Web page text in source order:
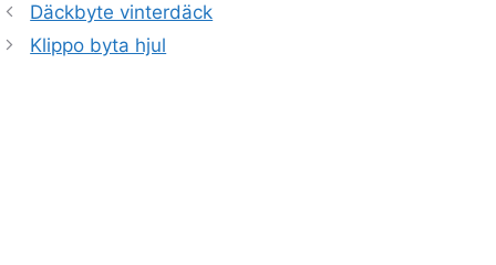
Däckbyte vinterdäck
Klippo byta hjul